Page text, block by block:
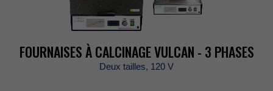
FOURNAISESÀCALCINAGEVULCAN-3PHASES
Deuxtailles,120V